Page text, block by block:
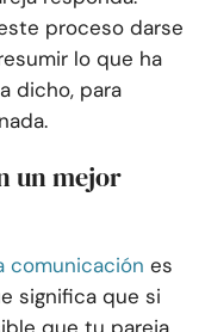
proceso darse
lo que ha
dicho, para
un mejor
comunicación es
significa que si